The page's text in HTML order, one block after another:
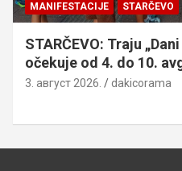
MANIFESTACIJE STARČEVO
STARČEVO: Traju
očekuje od 4. do 10.
3. август 2026. dakicorama